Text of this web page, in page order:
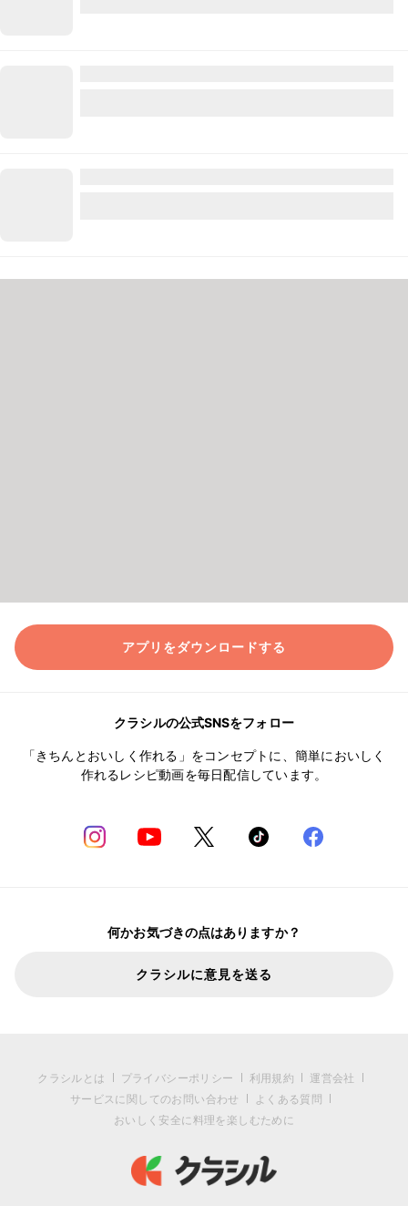
アプリをダウンロードする
クラシルの公式SNSをフォロー
「きちんとおいしく作れる」をコンセプトに、簡単においしく
作れるレシピ動画を毎日配信しています。
何かお気づきの点はありますか？
クラシルに意見を送る
クラシルとは プライバシーポリシー 利用規約
運営会社
サービスに関してのお問い合わせ
よくある質問
おいしく安全に料理を楽しむために